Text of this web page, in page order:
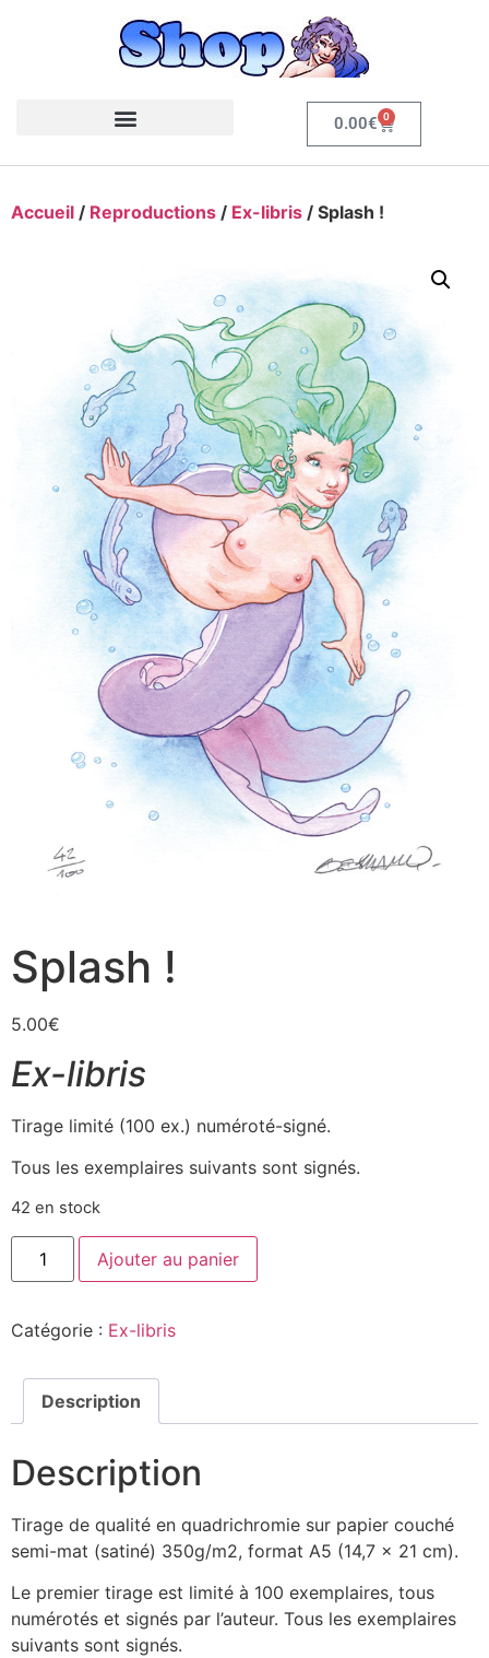
0.00€ 0
Accueil / Reproductions / Ex-libris / Splash !
Splash !
5.00€
Ex-libris
Tirage limité (100 ex.) numéroté-signé.
Tous les exemplaires suivants sont signés.
42 en stock
Ajouter au panier
Catégorie : Ex-libris
Description
Description
Tirage de qualité en quadrichromie sur papier couché
semi-mat (satiné) 350g/m2, format A5 (14,7 x 21 cm).
Le premier tirage est limité à 100 exemplaires, tous
numérotés et signés par l’auteur. Tous les exemplaires
suivants sont signés.